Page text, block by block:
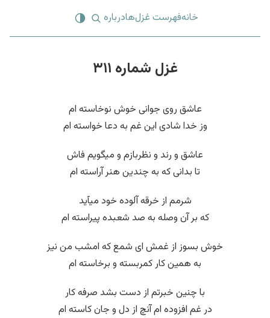
خانهفهرست غزل‌هادرباره
غزل شماره ۳۱۱
عاشق روی جوانی خوش نوخاسته ام
وز خدا شادی این غم به دعا خواسته ام
عاشق و رند و نظربازم و میگویم فاش
تا بدانی که به چندین هنر آراسته ام
شرمم از خرقه آلوده خود میآید
که بر آن وصله به صد شعبده پیراسته ام
خوش بسوز از غمش ای شمع که امشب من نیز
به همین کار کمربسته و برخاسته ام
با چنین خبرتم از دست بشد صرفه کار
در غم افزوده ام آنچ از دل و جان کاسته ام